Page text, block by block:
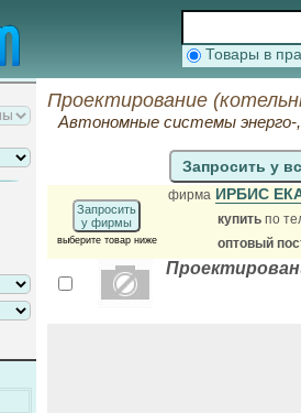
Товары в
Проектирование
Автономные системы энерго-,
Запросить у
Запросить
у фирмы
выберите товар ниже
фирма ИРБИС
купить по
оптовый